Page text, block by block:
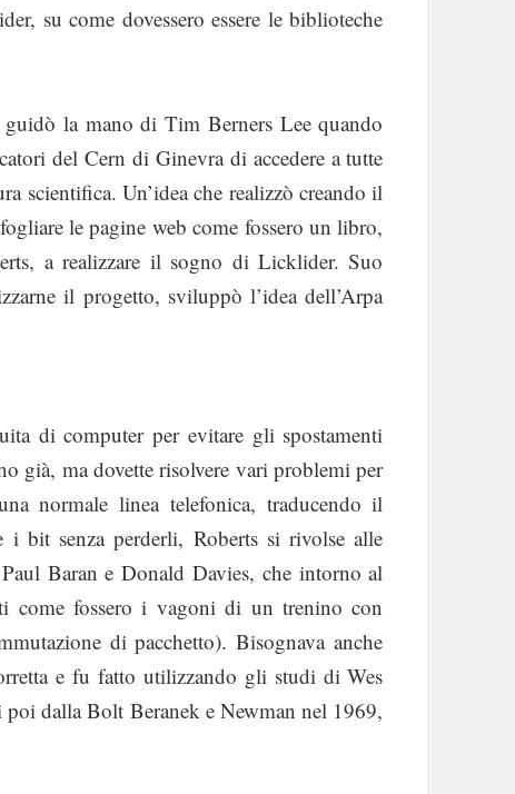
su come dovessero essere le biblioteche
la mano di Tim Berners Lee quando
del Cern di Ginevra di accedere a tutte
scientifica. Un’idea che realizzò creando il
le pagine web come fossero un libro,
a realizzare il sogno di Licklider. Suo
il progetto, sviluppò l’idea dell’Arpa
di computer per evitare gli spostamenti
già, ma dovette risolvere vari problemi per
normale linea telefonica, traducendo il
bit senza perderli, Roberts si rivolse alle
Baran e Donald Davies, che intorno al
come fossero i vagoni di un trenino con
di pacchetto). Bisognava anche
e fu fatto utilizzando gli studi di Wes
dalla Bolt Beranek e Newman nel 1969,